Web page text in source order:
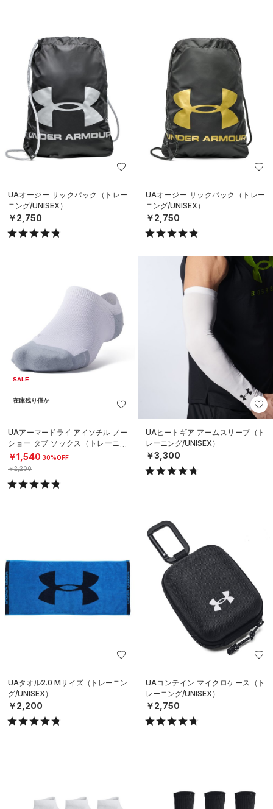
UAオージー サックパック（トレー
ニング/UNISEX）
￥2,750
UAオージー サックパック（トレー
ニング/UNISEX）
￥2,750
SALE
在庫残り僅か
UAアーマードライ アイソチル ノー
ショー タブ ソックス（トレーニン
グ/UNISEX）
￥1,540 30%OFF
￥2,200
UAヒートギア アームスリーブ（ト
レーニング/UNISEX）
￥3,300
UAタオル2.0 Mサイズ（トレーニン
グ/UNISEX）
￥2,200
UAコンテイン マイクロケース（ト
レーニング/UNISEX）
￥2,750